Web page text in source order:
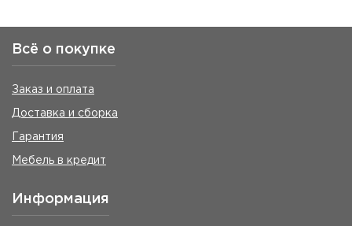
Всё о покупке
Заказ и оплата
Доставка и сборка
Гарантия
Мебель в кредит
Информация